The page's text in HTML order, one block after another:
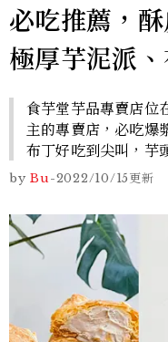
必吃推薦，
極厚芋泥派
食芋堂芋品專賣店位
主的專賣店，必吃爆
布丁好吃到尖叫，芋
by Bu-2022/10/15更新